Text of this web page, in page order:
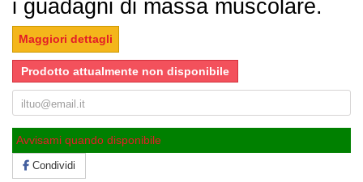
i guadagni di massa muscolare.
Maggiori dettagli
Prodotto attualmente non disponibile
Avvisami quando disponibile
Condividi